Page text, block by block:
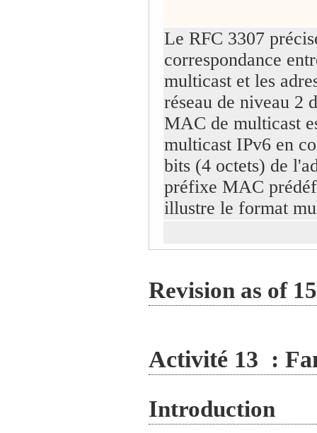
Le RFC 3307
correspondance
multicast et les
réseau de niveau 2
MAC de multicast
multicast IPv6 en
bits (4 octets) de
préfixe MAC
illustre le format
Revision as of
Activité 13 :
Introduction